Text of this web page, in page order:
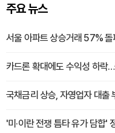
주요 뉴스
서울 아파트 상승거래 57%
카드론 확대에도 수익성 하락
국채금리 상승, 자영업자 대출
'미·이란 전쟁 틈타 유가 담합'